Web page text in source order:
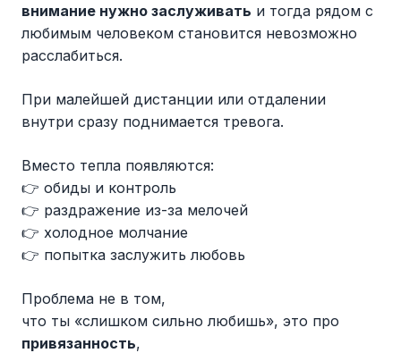
внимание нужно заслуживать и тогда рядом с
любимым человеком становится невозможно
расслабиться.
При малейшей дистанции или отдалении
внутри сразу поднимается тревога.
Вместо тепла появляются:
👉 обиды и контроль
👉 раздражение из-за мелочей
👉 холодное молчание
👉 попытка заслужить любовь
Проблема не в том,
что ты «слишком сильно любишь», это про
привязанность,